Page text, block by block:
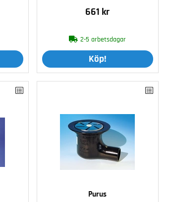
661 kr
2-5 arbetsdagar
Köp!
Purus